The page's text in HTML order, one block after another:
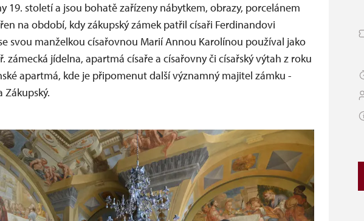
19. století a jsou bohatě zařízeny nábytkem, obrazy, porcelánem
na období, kdy zákupský zámek patřil císaři Ferdinandovi
svou manželkou císařovnou Marií Annou Karolínou používal jako
zámecká jídelna, apartmá císaře a císařovny či císařský výtah z roku
apartmá, kde je připomenut další významný majitel zámku -
Zákupský.